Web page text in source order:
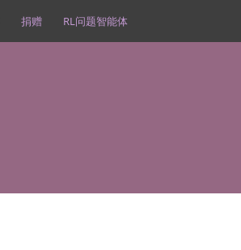
捐赠 RL问题智能体